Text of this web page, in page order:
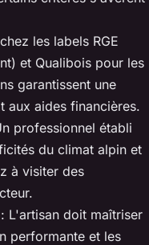
les labels RGE
et Qualibois pour les
garantissent une
aux aides financières.
professionnel établi
du climat alpin et
à visiter des
: L'artisan doit maîtriser
performante et les